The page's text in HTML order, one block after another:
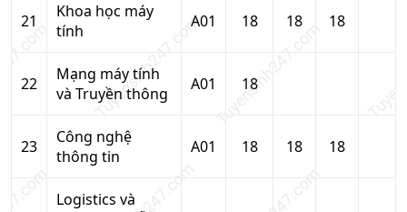
21
Khoa học máy
tính
A01 18 18 18
22
Mạng máy tính
và Truyền thông
A01 18
23
Công nghệ
thông tin
A01 18 18 18
Logistics và